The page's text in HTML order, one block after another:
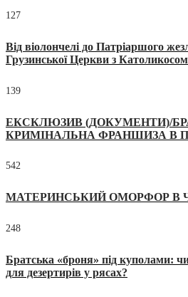
127
Від віолончелі до Патріаршого
Грузинської Церкви з
139
ЕКСКЛЮЗИВ (ДОКУМЕНТИ)/
КРИМІНАЛЬНА ФРАНШИЗА В
542
МАТЕРИНСЬКИЙ ОМОРФОР В
248
Братська «броня» під куполами:
для дезертирів у рясах?